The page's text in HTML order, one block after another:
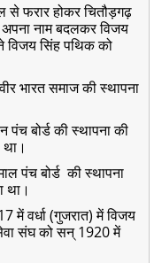
फरार होकर चितौड़गढ़
नाम बदलकर विजय
विजय सिंह पथिक को
भारत समाज की स्थापना
बोर्ड की स्थापना की
पंच बोर्ड की स्थापना
था।
में वर्धा (गुजरात) में विजय
संघ को सन् 1920 में